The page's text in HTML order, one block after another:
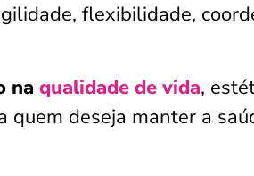
flexibilidade,
na qualidade de vida,
quem deseja manter a